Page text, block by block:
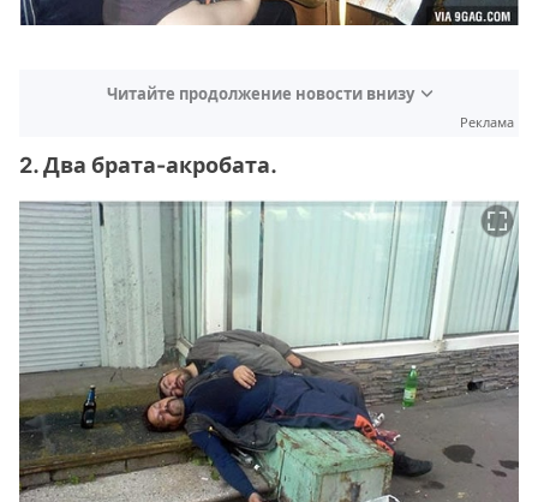
Читайте продолжение новости внизу
Реклама
2. Два брата-акробата.